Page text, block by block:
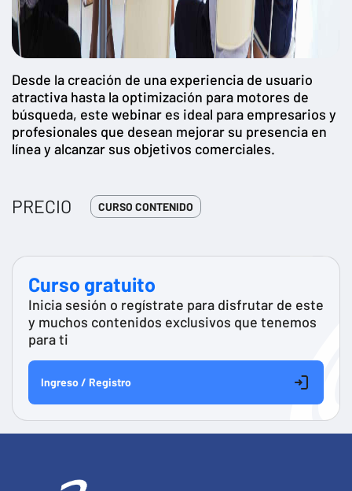
Desde la creación de una experiencia de usuario
atractiva hasta la optimización para motores de
búsqueda, este webinar es ideal para empresarios y
profesionales que desean mejorar su presencia en
línea y alcanzar sus objetivos comerciales.
PRECIO CURSO CONTENIDO
Curso gratuito
Inicia sesión o regístrate para disfrutar de este
y muchos contenidos exclusivos que tenemos
para ti
Ingreso / Registro